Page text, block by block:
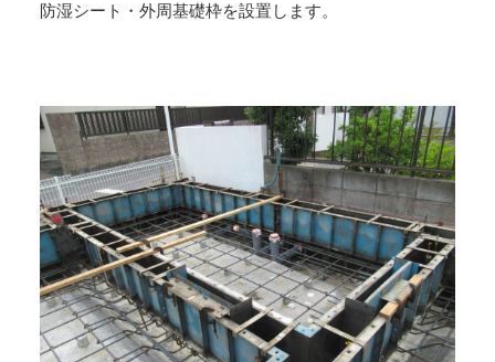
防湿シート・外周基礎枠を設置します。